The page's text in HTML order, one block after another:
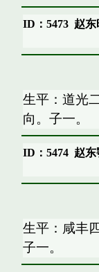
ID：5473 赵东
生平：道光
向。子一。
ID：5474 赵东
生平：咸丰
子一。